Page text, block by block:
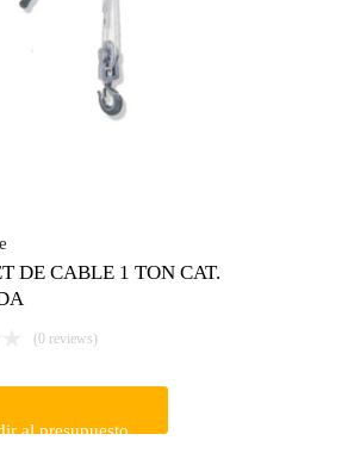
DE CABLE 1 TON CAT.
(0 reviews)
al presupuesto